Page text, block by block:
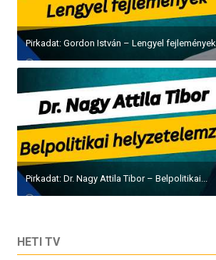
Pirkadat: Gordon István – Lengyel fejlemények
Pirkadat: Dr. Nagy Attila Tibor – Belpolitikai...
HETI TV